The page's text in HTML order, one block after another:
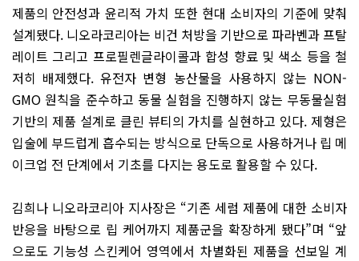
제품의 안전성과 윤리적 가치 또한 현대 소비자의 기준에 맞춰
설계됐다. 니오라코리아는 비건 처방을 기반으로 파라벤과 프탈
레이트 그리고 프로필렌글라이콜과 합성 향료 및 색소 등을 철
저히 배제했다. 유전자 변형 농산물을 사용하지 않는 NON-
GMO 원칙을 준수하고 동물 실험을 진행하지 않는 무동물실험
기반의 제품 설계로 클린 뷰티의 가치를 실현하고 있다. 제형은
입술에 부드럽게 흡수되는 방식으로 단독으로 사용하거나 립 메
이크업 전 단계에서 기초를 다지는 용도로 활용할 수 있다.
김희나 니오라코리아 지사장은 “기존 세럼 제품에 대한 소비자
반응을 바탕으로 립 케어까지 제품군을 확장하게 됐다”며 “앞
으로도 기능성 스킨케어 영역에서 차별화된 제품을 선보일 계